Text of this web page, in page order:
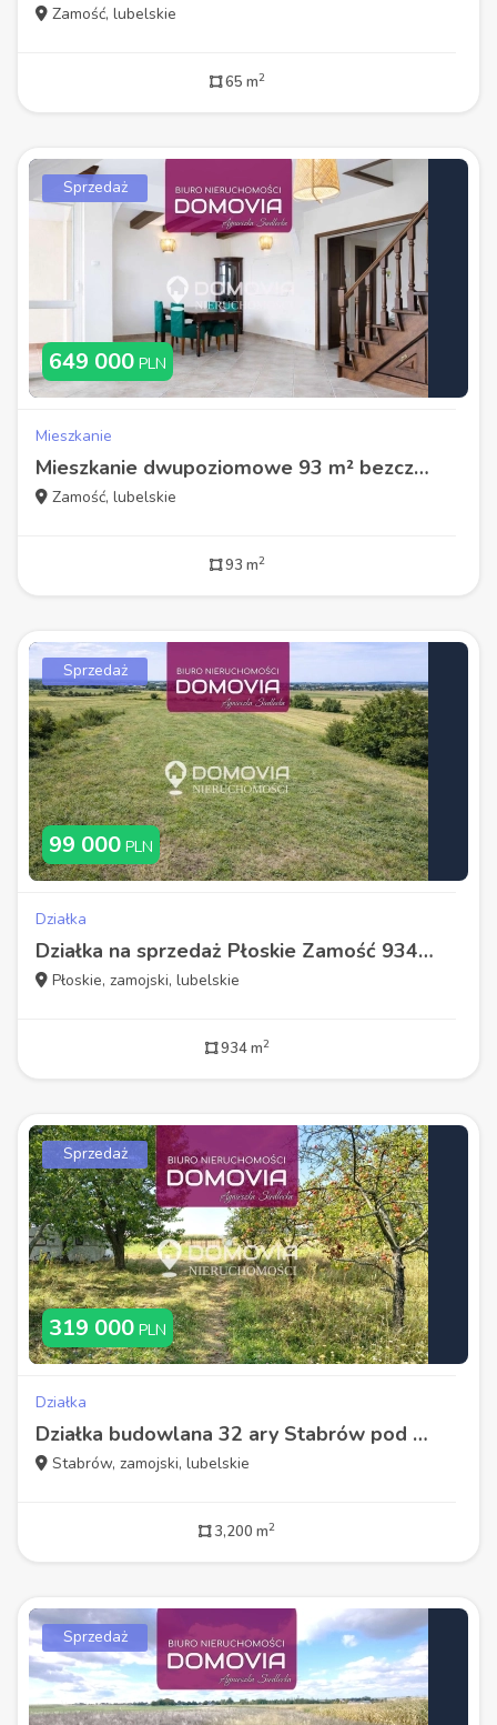
Zamość, lubelskie
65 m2
Sprzedaż
649 000 PLN
Mieszkanie
Mieszkanie dwupoziomowe 93 m² bezczynszowe garaż Zamość blisko Starówki
Zamość, lubelskie
93 m2
Sprzedaż
99 000 PLN
Działka
Działka na sprzedaż Płoskie Zamość 934 m2 WZ
Płoskie, zamojski, lubelskie
934 m2
Sprzedaż
319 000 PLN
Działka
Działka budowlana 32 ary Stabrów pod Zamościem
Stabrów, zamojski, lubelskie
3,200 m2
Sprzedaż